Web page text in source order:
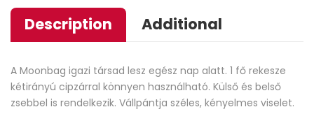
Description Additional
A Moonbag igazi társad lesz egész nap alatt. 1 fő rekesze
kétirányú cipzárral könnyen használható. Külső és belső
zsebbel is rendelkezik. Vállpántja széles, kényelmes viselet.